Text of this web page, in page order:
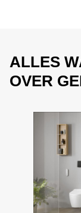
ALLES
OVER